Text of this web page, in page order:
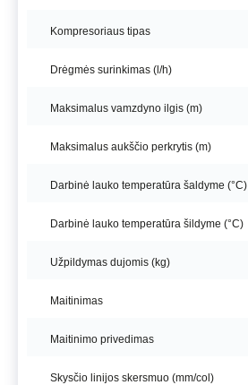
Kompresoriaus tipas
Drėgmės surinkimas (l/h)
Maksimalus vamzdyno ilgis (m)
Maksimalus aukščio perkrytis (m)
Darbinė lauko temperatūra šaldyme (°C)
Darbinė lauko temperatūra šildyme (°C)
Užpildymas dujomis (kg)
Maitinimas
Maitinimo privedimas
Skysčio linijos skersmuo (mm/col)